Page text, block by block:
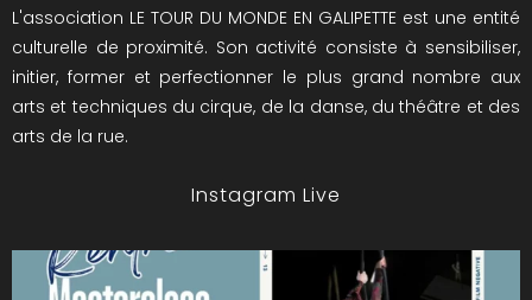
L'association LE TOUR DU MONDE EN GALIPETTE est une entité
culturelle de proximité. Son activité consiste à sensibiliser,
initier, former et perfectionner le plus grand nombre aux
arts et techniques du cirque, de la danse, du théâtre et des
arts de la rue.
Instagram Live